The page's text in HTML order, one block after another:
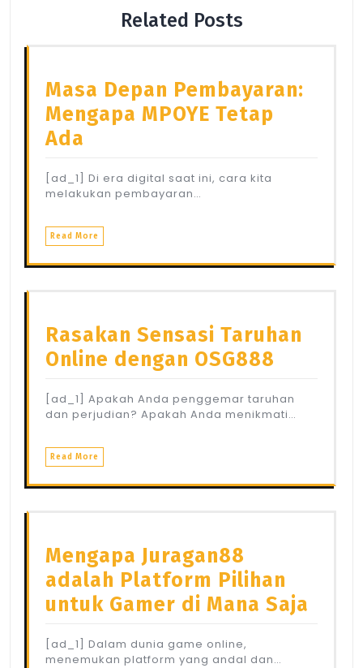
Related Posts
Masa Depan Pembayaran:
Mengapa MPOYE Tetap
Ada
[ad_1] Di era digital saat ini, cara kita
melakukan pembayaran…
Read More
Rasakan Sensasi Taruhan
Online dengan OSG888
[ad_1] Apakah Anda penggemar taruhan
dan perjudian? Apakah Anda menikmati…
Read More
Mengapa Juragan88
adalah Platform Pilihan
untuk Gamer di Mana Saja
[ad_1] Dalam dunia game online,
menemukan platform yang andal dan…